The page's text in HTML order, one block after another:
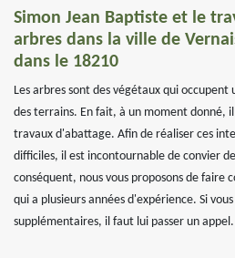
Simon Jean Baptiste et le
arbres dans la ville de
dans le 18210
Les arbres sont des végétaux qui
des terrains. En fait, à un moment donné,
travaux d'abattage. Afin de réaliser ces
difficiles, il est incontournable de convier
conséquent, nous vous proposons de faire
qui a plusieurs années d'expérience. Si
supplémentaires, il faut lui passer un appel.